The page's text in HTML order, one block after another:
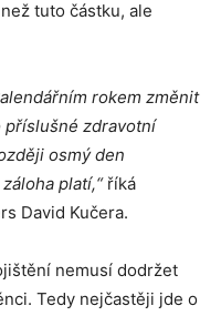
tuto částku, ale
rokem změnit
příslušné zdravotní
osmý den
platí,“říká
David Kučera.
nemusí dodržet
Tedy nejčastěji jde o